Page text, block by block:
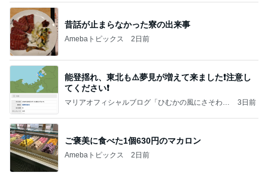
昔話が止まらなかった寮の出来事
Amebaトピックス 2日前
能登揺れ、東北も⚠️夢見が増えて来ました❗️注意し
てください❗️
マリアオフィシャルブログ「ひむかの風にさそわれ
3日前
ご褒美に食べた1個630円のマカロン
Amebaトピックス 2日前